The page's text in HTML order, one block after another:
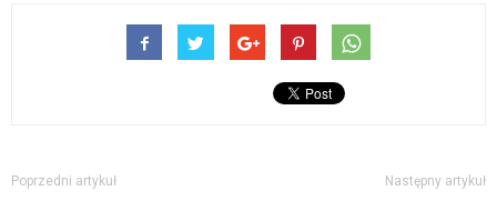
Poprzedni artykuł Następny artykuł